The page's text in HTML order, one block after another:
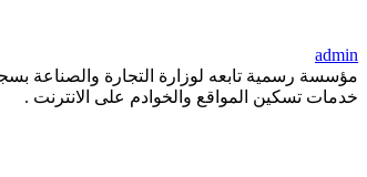
admin
خدمات تسكين المواقع والخوادم على الانترنت .